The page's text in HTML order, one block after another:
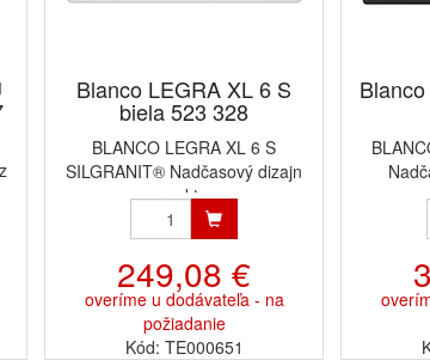
Blanco LEGRA XL 6 S
biela 523 328
BLANCO LEGRA XL 6 S
SILGRANIT® Nadčasový dizajn
pre aktu...
249,08 €
overíme u dodávateľa - na
požiadanie
Kód: TE000651